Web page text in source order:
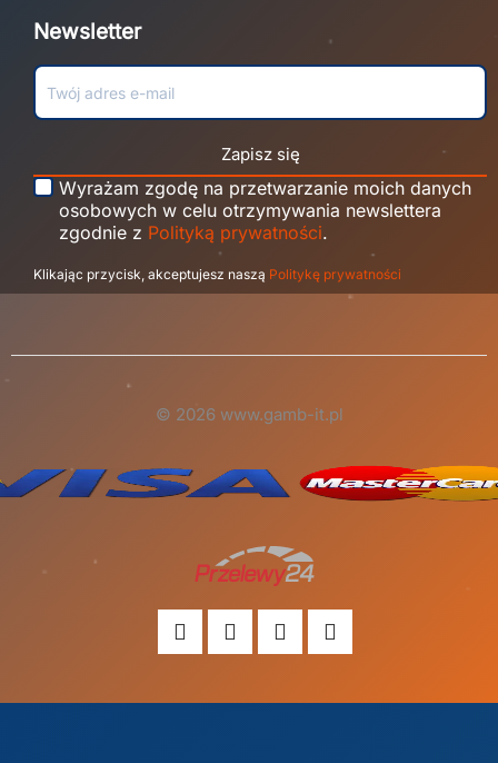
Newsletter
Zapisz się
Wyrażam zgodę na przetwarzanie moich danych
osobowych w celu otrzymywania newslettera
zgodnie z Polityką prywatności.
Klikając przycisk, akceptujesz naszą Politykę prywatności
© 2026 www.gamb-it.pl